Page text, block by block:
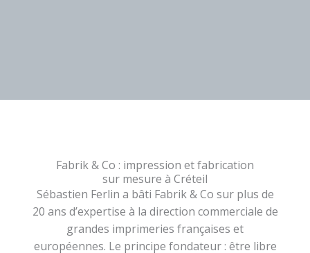
Fabrik & Co : impression et fabrication
sur mesure à Créteil
Sébastien Ferlin a bâti Fabrik & Co sur plus de
20 ans d’expertise à la direction commerciale de
grandes imprimeries françaises et
européennes. Le principe fondateur : être libre